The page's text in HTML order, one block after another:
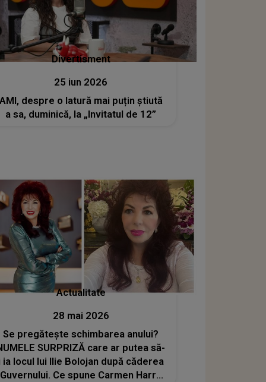
Divertisment
25 iun 2026
despre o latură mai puțin știută
a sa, duminică, la „Invitatul de 12”
Actualitate
28 mai 2026
Se pregătește schimbarea anului?
SURPRIZĂ care ar putea să-
ia locul lui Ilie Bolojan după căderea
Guvernului. Ce spune Carmen Harra